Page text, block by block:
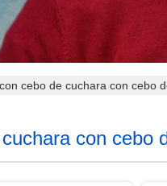
cebo de cuchara con cebo
con cebo